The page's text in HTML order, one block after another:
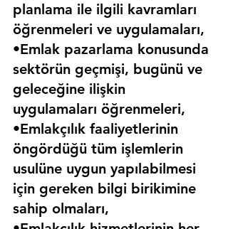
planlama ile ilgili kavramları
öğrenmeleri ve uygulamaları,
•Emlak pazarlama konusunda
sektörün geçmişi, bugünü ve
geleceğine ilişkin
uygulamaları öğrenmeleri,
•Emlakçılık faaliyetlerinin
öngördüğü tüm işlemlerin
usulüne uygun yapılabilmesi
için gereken bilgi birikimine
sahip olmaları,